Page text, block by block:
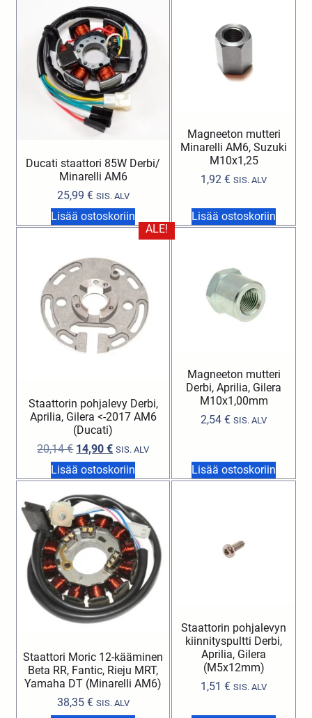
Ducati staattori 85W Derbi/
Minarelli AM6
25,99 € SIS. ALV
Lisää ostoskoriin
Magneeton mutteri
Minarelli AM6, Suzuki
M10x1,25
1,92 € SIS. ALV
Lisää ostoskoriin
ALE!
Staattorin pohjalevy Derbi,
Aprilia, Gilera <-2017 AM6
(Ducati)
20,14€ 14,90€ SIS. ALV
Lisää ostoskoriin
Magneeton mutteri
Derbi, Aprilia, Gilera
M10x1,00mm
2,54 € SIS. ALV
Lisää ostoskoriin
Staattori Moric 12-kääminen
Beta RR, Fantic, Rieju MRT,
Yamaha DT (Minarelli AM6)
38,35 € SIS. ALV
Staattorin pohjalevyn
kiinnityspultti Derbi,
Aprilia, Gilera
(M5x12mm)
1,51 € SIS. ALV